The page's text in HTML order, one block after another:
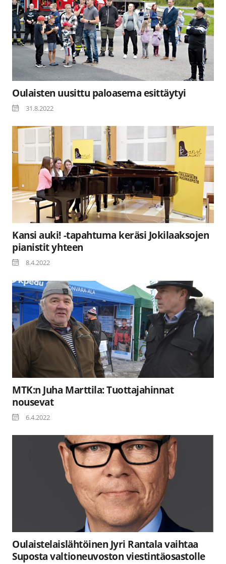
Oulaisten uusittu paloasema esittäytyi
31.8.2022
Kansi auki! -tapahtuma keräsi Jokilaaksojen
pianistit yhteen
8.4.2022
MTK:n Juha Marttila: Tuottajahinnat
nousevat
6.4.2022
Oulaistelaislähtöinen Jyri Rantala vaihtaa
Suposta valtioneuvoston viestintäosastolle